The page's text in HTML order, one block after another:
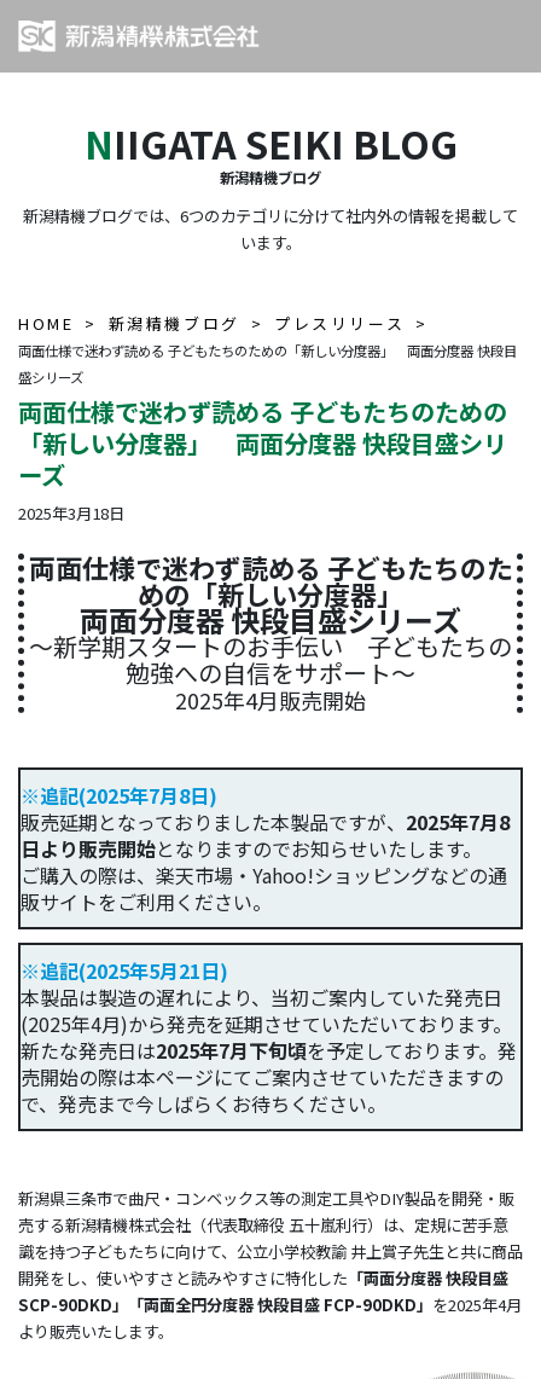
NIIGATA SEIKI BLOG
新潟精機ブログ
新潟精機ブログでは、6つのカテゴリに分けて社内外の情報を掲載して
います。
HOME 新潟精機ブログ プレスリリース
両面仕様で迷わず読める 子どもたちのための「新しい分度器」 両面分度器 快段目
盛シリーズ
両面仕様で迷わず読める 子どもたちのための
「新しい分度器」 両面分度器 快段目盛シリ
ーズ
2025年3月18日
両面仕様で迷わず読める 子どもたちのた
めの「新しい分度器」
両面分度器 快段目盛シリーズ
～新学期スタートのお手伝い 子どもたちの
勉強への自信をサポート～
2025年4月販売開始
※追記(2025年7月8日)
販売延期となっておりました本製品ですが、 2025年7月8
日より販売開始となりますのでお知らせいたします。
ご購入の際は、楽天市場・Yahoo!ショッピングなどの通
販サイトをご利用ください。
※追記(2025年5月21日)
本製品は製造の遅れにより、当初ご案内していた発売日
(2025年4月)から発売を延期させていただいております。
新たな発売日は2025年7月下旬頃を予定しております。発
売開始の際は本ページにてご案内させていただきますの
で、発売まで今しばらくお待ちください。
新潟県三条市で曲尺・コンベックス等の測定工具やDIY製品を開発・販
売する新潟精機株式会社（代表取締役 五十嵐利行）は、定規に苦手意
識を持つ子どもたちに向けて、公立小学校教諭 井上賞子先生と共に商品
開発をし、使いやすさと読みやすさに特化した 「両面分度器 快段目盛
SCP-90DKD」「両面全円分度器 快段目盛 FCP-90DKD」 を2025年4月
より販売いたします。